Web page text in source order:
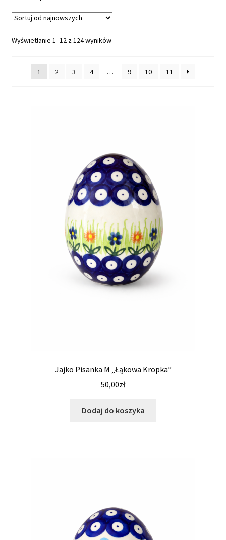
O nas — Ceramika Artystyczna MalDur
Wyświetlanie 1–12 z 124 wynikówPosortowane
1
2 3 4 … 9 10 11
Jajko Pisanka M „Łąkowa Kropka”
50,00zł
Dodaj do koszyka